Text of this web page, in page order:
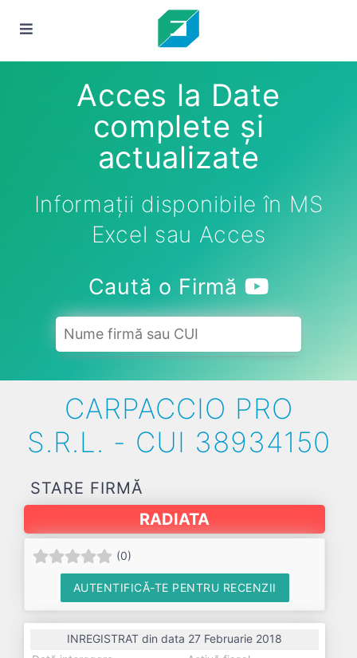
Acces la Date
complete și
actualizate
Informații disponibile în MS
Excel sau Acces
Caută o Firmă
CARPACCIO PRO
S.R.L. - CUI 38934150
STARE FIRMĂ
RADIATA
(0)
AUTENTIFICĂ-TE PENTRU RECENZII
INREGISTRAT din data 27 Februarie 2018